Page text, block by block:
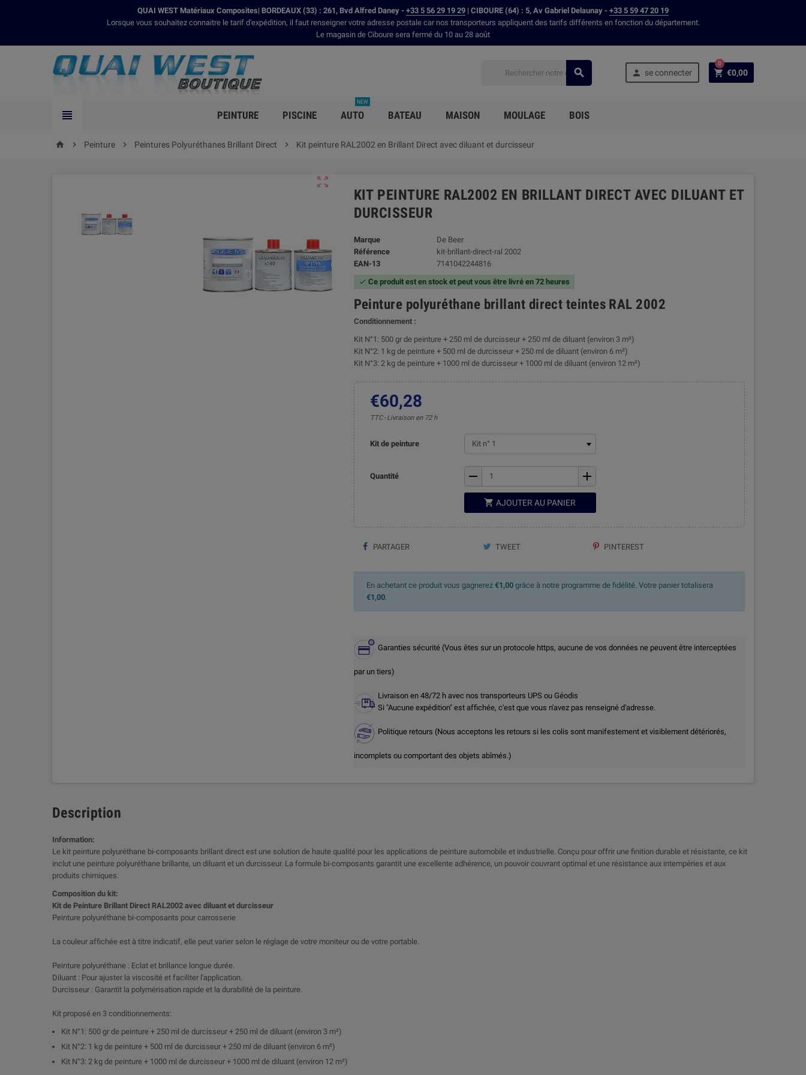
QUAI WEST Matériaux Composites| BORDEAUX (33) : 261, Bvd Alfred Daney - +33 5 56 29 19 29 | CIBOURE (64) : 5, Av Gabriel Delaunay - +33 5 59 47 20 19
Lorsque vous souhaitez connaitre le tarif d'expédition, il faut renseigner votre adresse postale car nos transporteurs appliquent des tarifs différents en fonction du département.
Le magasin de Ciboure sera fermé du 10 au 28 août
  se connecter  €0,00
0
 PEINTURE PISCINE AUTO
NEW
BATEAU MAISON MOULAGE BOIS
home  Peinture  Peintures Polyuréthanes Brillant Direct  Kit peinture RAL2002 en Brillant Direct avec diluant et durcisseur

KIT PEINTURE RAL2002 EN BRILLANT DIRECT AVEC DILUANT ET
DURCISSEUR
Marque
De Beer
Référence
kit-brillant-direct-ral 2002
EAN-13
7141042244816
 Ce produit est en stock et peut vous être livré en 72 heures
Peinture polyuréthane brillant direct teintes RAL 2002
Conditionnement :
Kit N°1: 500 gr de peinture + 250 ml de durcisseur + 250 ml de diluant (environ 3 m²)
Kit N°2: 1 kg de peinture + 500 ml de durcisseur + 250 ml de diluant (environ 6 m²)
Kit N°3: 2 kg de peinture + 1000 ml de durcisseur + 1000 ml de diluant (environ 12 m²)
€60,28
TTC Livraison en 72 h
Kit de peinture
Quantité remove add
 AJOUTER AU PANIER
PARTAGER TWEET PINTEREST
En achetant ce produit vous gagnerez €1,00grâce à notre programme de fidélité. Votre panier totalisera
€1,00.
Garanties sécurité (Vous êtes sur un protocole https, aucune de vos données ne peuvent être interceptées
par un tiers)
Livraison en 48/72 h avec nos transporteurs UPS ou Géodis
Si "Aucune expédition" est affichée, c'est que vous n'avez pas renseigné d'adresse.
Politique retours (Nous acceptons les retours si les colis sont manifestement et visiblement détériorés,
incomplets ou comportant des objets abîmés.)
Description
Information:
Le kit peinture polyuréthane bi-composants brillant direct est une solution de haute qualité pour les applications de peinture automobile et industrielle. Conçu pour offrir une finition durable et résistante, ce kit
inclut une peinture polyuréthane brillante, un diluant et un durcisseur. La formule bi-composants garantit une excellente adhérence, un pouvoir couvrant optimal et une résistance aux intempéries et aux
produits chimiques.
Composition du kit:
Kit de Peinture Brillant Direct RAL2002 avec diluant et durcisseur
Peinture polyuréthane bi-composants pour carrosserie
La couleur affichée est à titre indicatif, elle peut varier selon le réglage de votre moniteur ou de votre portable.
Peinture polyuréthane : Eclat et brillance longue durée.
Diluant : Pour ajuster la viscosité et faciliter l'application.
Durcisseur : Garantit la polymérisation rapide et la durabilité de la peinture.
Kit proposé en 3 conditionnements:
Kit N°1: 500 gr de peinture + 250 ml de durcisseur + 250 ml de diluant (environ 3 m²)
Kit N°2: 1 kg de peinture + 500 ml de durcisseur + 250 ml de diluant (environ 6 m²)
Kit N°3: 2 kg de peinture + 1000 ml de durcisseur + 1000 ml de diluant (environ 12 m²)